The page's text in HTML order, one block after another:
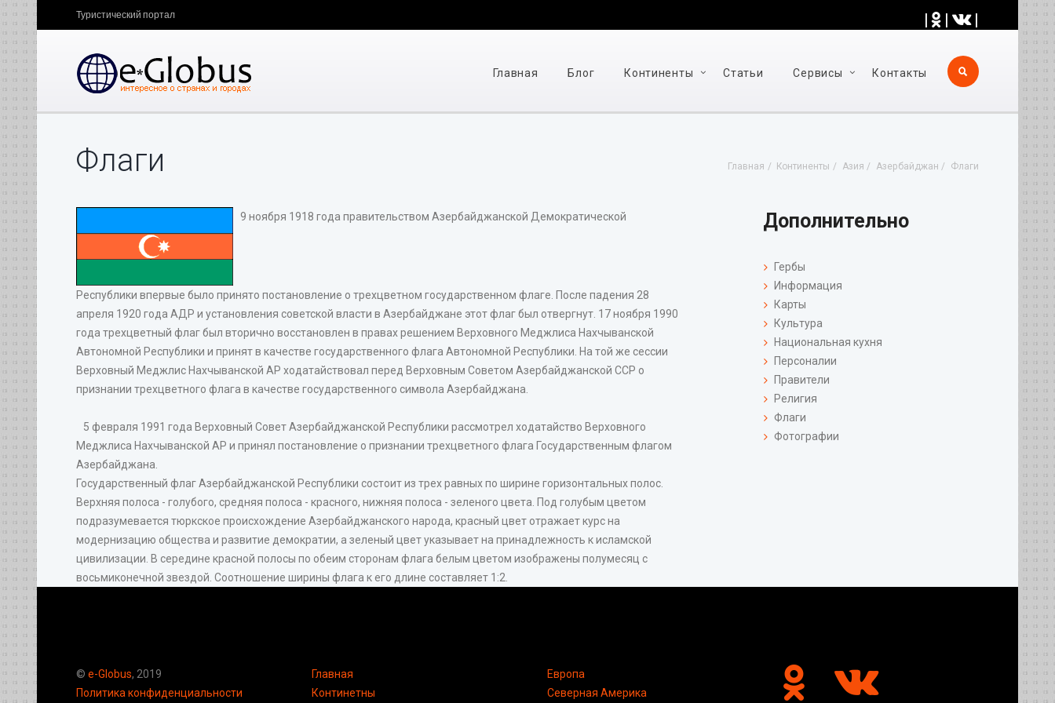
| | |
Туристический портал
Главная Блог Континенты Статьи Cервисы Контакты
Главная Континенты Азия Азербайджан Флаги
Флаги
9 ноября 1918 года правительством Азербайджанской Демократической
Республики впервые было принято постановление о трехцветном государственном флаге. После падения 28
апреля 1920 года АДР и установления советской власти в Азербайджане этот флаг был отвергнут. 17 ноября 1990
года трехцветный флаг был вторично восстановлен в правах решением Верховного Меджлиса Нахчыванской
Автономной Республики и принят в качестве государственного флага Автономной Республики. На той же сессии
Верховный Меджлис Нахчыванской АР ходатайствовал перед Верховным Советом Азербайджанской ССР о
признании трехцветного флага в качестве государственного символа Азербайджана.
5 февраля 1991 года Верховный Совет Азербайджанской Республики рассмотрел ходатайство Верховного
Меджлиса Нахчыванской АР и принял постановление о признании трехцветного флага Государственным флагом
Азербайджана.
Государственный флаг Азербайджанской Республики состоит из трех равных по ширине горизонтальных полос.
Верхняя полоса - голубого, средняя полоса - красного, нижняя полоса - зеленого цвета. Под голубым цветом
подразумевается тюркское происхождение Азербайджанского народа, красный цвет отражает курс на
модернизацию общества и развитие демократии, а зеленый цвет указывает на принадлежность к исламской
цивилизации. В середине красной полосы по обеим сторонам флага белым цветом изображены полумесяц с
восьмиконечной звездой. Соотношение ширины флага к его длине составляет 1:2.
Дополнительно
Гербы
Информация
Карты
Культура
Национальная кухня
Персоналии
Правители
Религия
Флаги
Фотографии
© e-Globus, 2019
Политика конфиденциальности
Главная
Континетны
Европа
Северная Америка